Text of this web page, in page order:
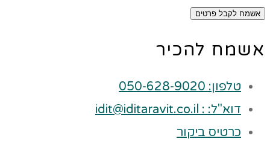
אשמח לקבל פרטים
אשמח להכיר
טלפון: 050-628-9020
דוא"ל: : idit@iditaravit.co.il
כרטיס ביקור